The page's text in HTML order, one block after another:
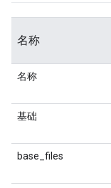
名称
名称
基础
base_files